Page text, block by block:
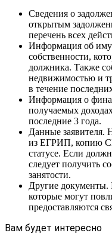
Сведения о
открытым
перечень всех
Информация об
собственности,
должника. Также
недвижимостью и
в течение
Информация о
получаемых
последние 3 года.
Данные заявителя.
из ЕГРИП, копию
статусе. Если
следует получить
занятости.
Другие документы.
которые могут
предоставляются
Вам будет интересно